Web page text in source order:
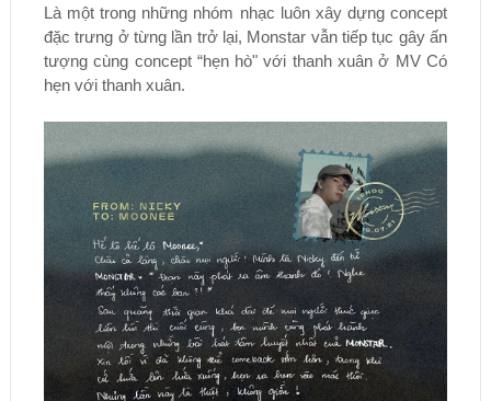
Là một trong những nhóm nhạc luôn xây dựng concept
đặc trưng ở từng lần trở lại, Monstar vẫn tiếp tục gây ấn
tượng cùng concept “hẹn hò" với thanh xuân ở MV Có
hẹn với thanh xuân.